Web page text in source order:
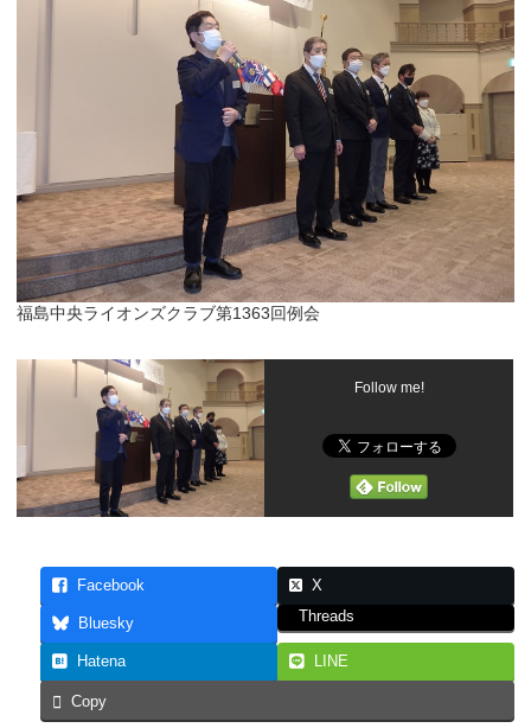
福島中央ライオンズクラブ第1363回例会
Follow me!
Facebook X
Bluesky Threads
Hatena LINE
Copy